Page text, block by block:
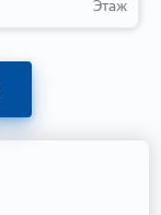
Этаж